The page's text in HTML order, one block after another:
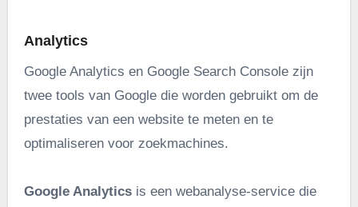
Analytics
Google Analytics en Google Search Console zijn
twee tools van Google die worden gebruikt om de
prestaties van een website te meten en te
optimaliseren voor zoekmachines.
Google Analyticsis een webanalyse-service die